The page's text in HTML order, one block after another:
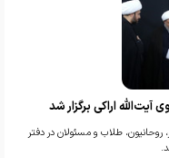
اراکی برگزار شد
روحانیون، طلاب و مسئولان در دفتر